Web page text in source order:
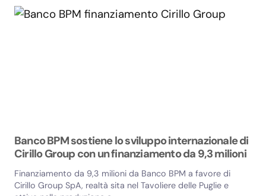
Banco BPM sostiene lo sviluppo internazionale di
Cirillo Group con un finanziamento da 9,3 milioni
Finanziamento da 9,3 milioni da Banco BPM a favore di
Cirillo Group SpA, realtà sita nel Tavoliere delle Puglie e